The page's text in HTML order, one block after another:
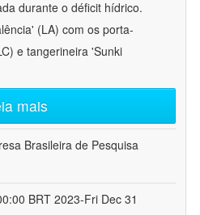
durante o déficit hídrico.
(LA) com os porta-
e tangerineira 'Sunki
mais
Brasileira de Pesquisa
BRT 2023-Fri Dec 31